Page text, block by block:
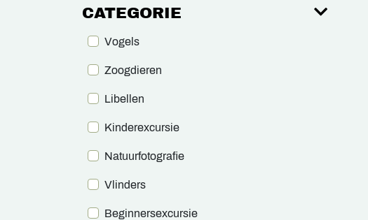
CATEGORIE
Vogels
Zoogdieren
Libellen
Kinderexcursie
Natuurfotografie
Vlinders
Beginnersexcursie